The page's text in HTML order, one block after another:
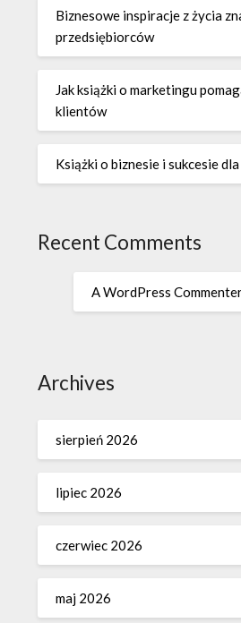
Biznesowe inspiracje z życia
przedsiębiorców
Jak książki o marketingu
klientów
Książki o biznesie i sukcesie
Recent Comments
A WordPress
Archives
sierpień 2026
lipiec 2026
czerwiec 2026
maj 2026